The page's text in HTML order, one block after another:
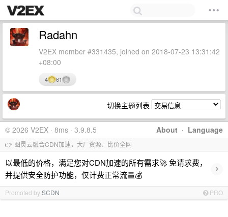
Radahn
V2EX member #331435, joined on 2018-07-23 13:31:42
+08:00
4 61
切换主题列表
About · Language
© 2026 V2EX · 8ms · 3.9.8.5
👉 图灵云融合CDN加速，大厂资源、比价全网
以最低的价格，满足您对CDN加速的所有需求🚀 免请求费，
并提供安全防护功能，仅计费正常流量💰
›
Promoted bySCDN PRO